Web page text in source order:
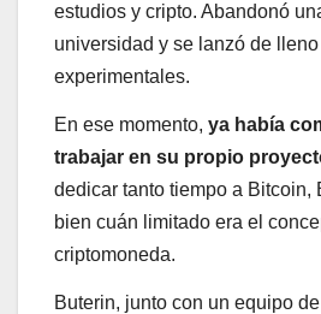
estudios y cripto. Abandonó
universidad y se lanzó de
experimentales.
En ese momento, ya había
trabajar en su propio
dedicar tanto tiempo a Bitcoin,
bien cuán limitado era el
criptomoneda.
Buterin, junto con un equipo